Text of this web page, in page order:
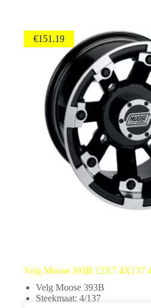
Velg Moose 393B 12X7 4X137
€151.19
Velg Moose 393B
Steekmaat: 4/137